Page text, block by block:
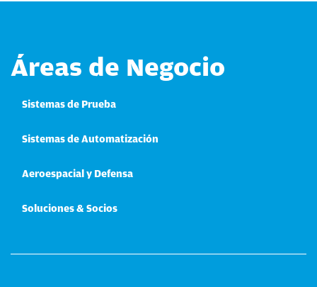
Áreas de Negocio
Sistemas de Prueba
Sistemas de Automatización
Aeroespacial y Defensa
Soluciones & Socios